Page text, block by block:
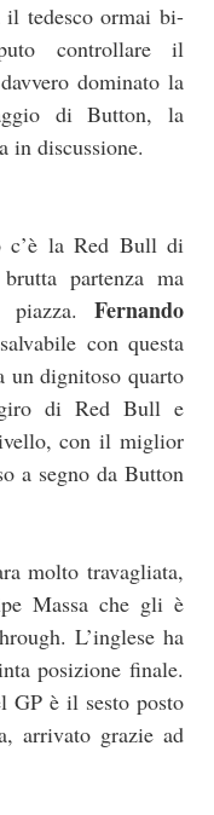
tedesco ormai bi-
controllare il
dominato la
di Button, la
in discussione.
c’è la Red Bull di
partenza ma
piazza. Fernando
con questa
un dignitoso quarto
di Red Bull e
con il miglior
a segno da Button
molto travagliata,
Massa che gli è
L’inglese ha
posizione finale.
GP è il sesto posto
arrivato grazie ad